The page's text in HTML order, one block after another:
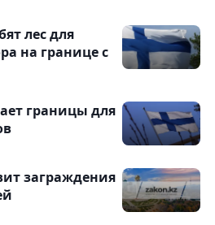
лес для
на границе с
границы для
заграждения